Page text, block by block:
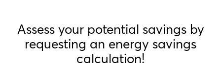
Assess your potential savings by
requesting an energy savings
calculation!